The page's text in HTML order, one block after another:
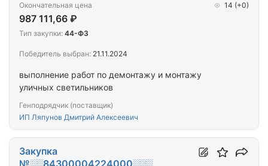
выполнение работ по демонтажу и монтажу
уличных светильников
Генподрядчик (поставщик)
ИП Ляпунов Дмитрий Алексеевич
Окончательная цена
987 111,66 ₽
14 (+0)
Тип закупки: 44-ФЗ
Победитель выбран: 21.11.2024
Закупка